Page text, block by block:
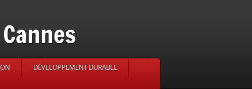
DÉVELOPPEMENT DURABLE